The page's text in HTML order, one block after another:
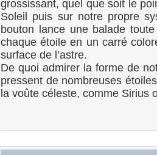
grossissant, quel que soit le
Soleil puis sur notre propre
bouton lance une balade
chaque étoile en un carré
surface de l’astre.
De quoi admirer la forme de
pressent de nombreuses
la voûte céleste, comme Sirius